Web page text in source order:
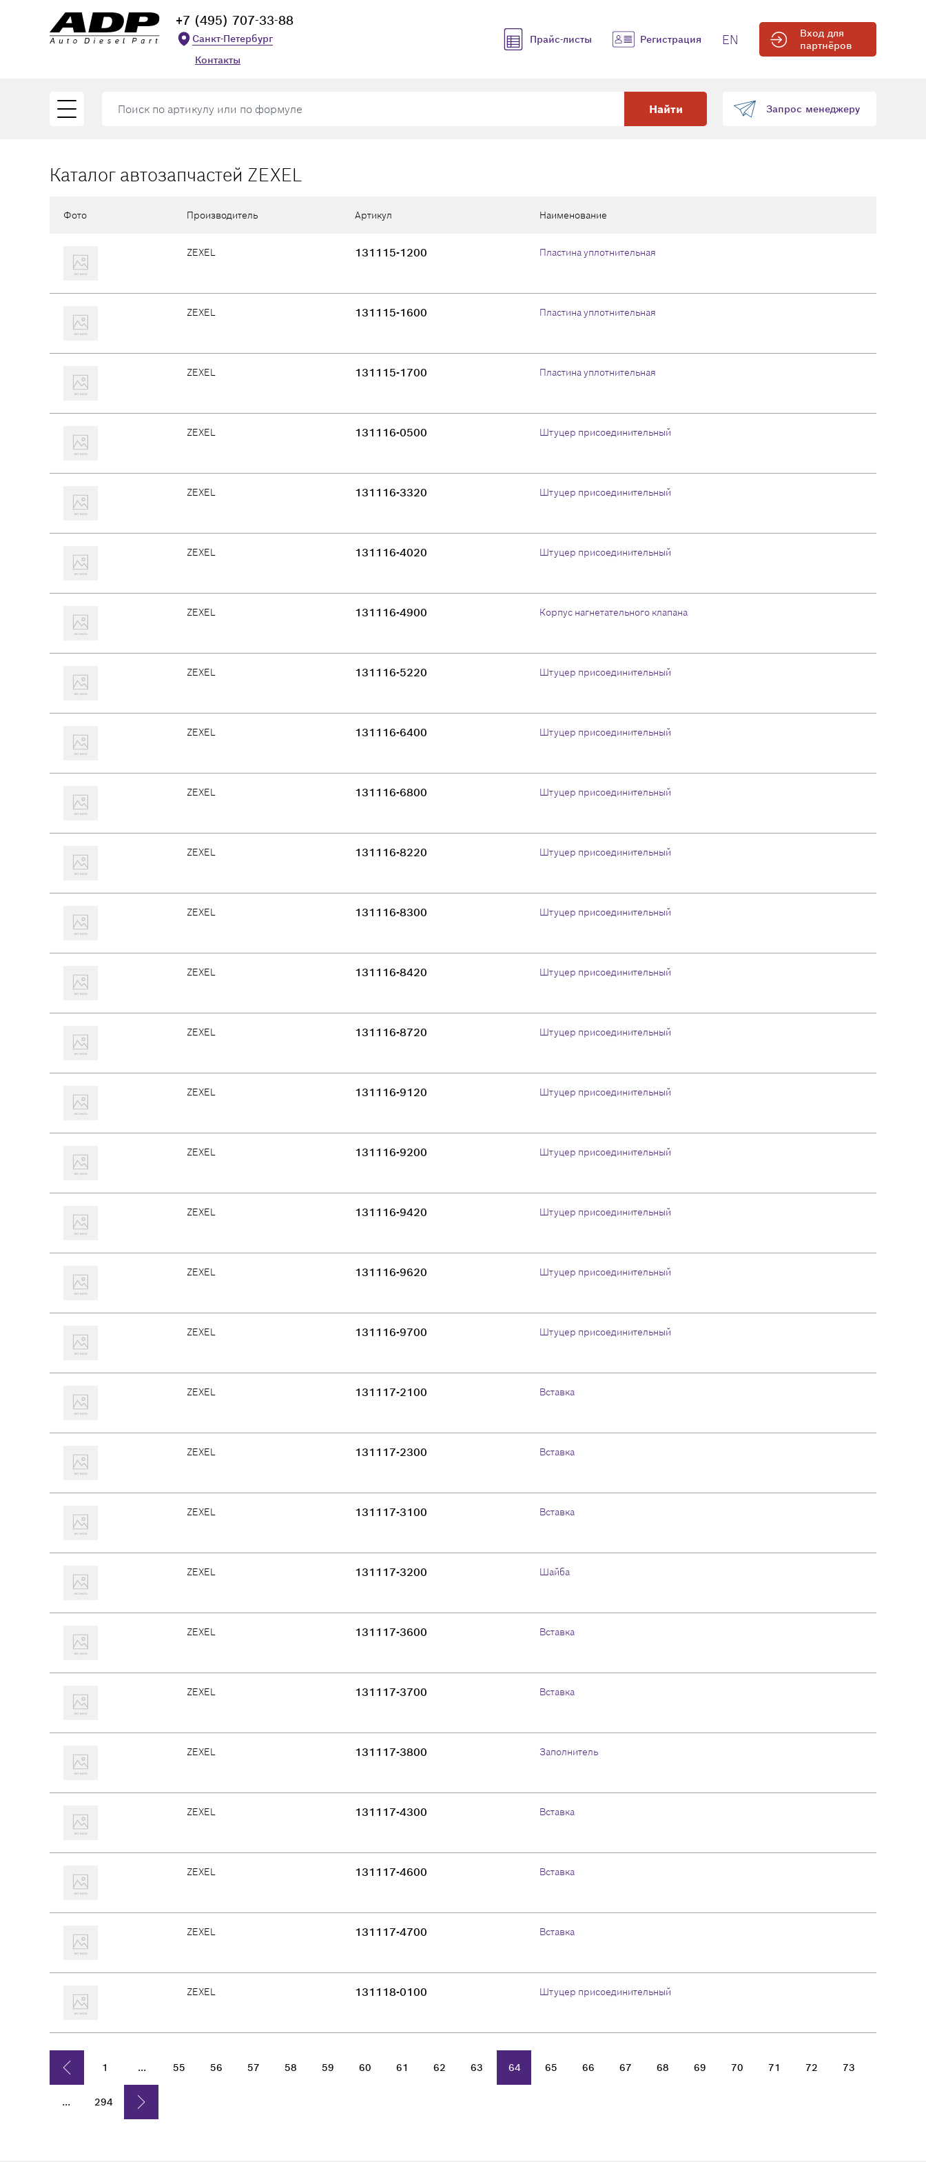
+7 (495) 707-33-88
Санкт-Петербург
Контакты
Прайс-листы Регистрация EN
Вход для
партнёров
Найти Запрос менеджеру
Каталог автозапчастей ZEXEL
Фото Производитель Артикул Наименование
ZEXEL 131115-1200 Пластина уплотнительная
ZEXEL 131115-1600 Пластина уплотнительная
ZEXEL 131115-1700 Пластина уплотнительная
ZEXEL 131116-0500 Штуцер присоединительный
ZEXEL 131116-3320 Штуцер присоединительный
ZEXEL 131116-4020 Штуцер присоединительный
ZEXEL 131116-4900 Корпус нагнетательного клапана
ZEXEL 131116-5220 Штуцер присоединительный
ZEXEL 131116-6400 Штуцер присоединительный
ZEXEL 131116-6800 Штуцер присоединительный
ZEXEL 131116-8220 Штуцер присоединительный
ZEXEL 131116-8300 Штуцер присоединительный
ZEXEL 131116-8420 Штуцер присоединительный
ZEXEL 131116-8720 Штуцер присоединительный
ZEXEL 131116-9120 Штуцер присоединительный
ZEXEL 131116-9200 Штуцер присоединительный
ZEXEL 131116-9420 Штуцер присоединительный
ZEXEL 131116-9620 Штуцер присоединительный
ZEXEL 131116-9700 Штуцер присоединительный
ZEXEL 131117-2100 Вставка
ZEXEL 131117-2300 Вставка
ZEXEL 131117-3100 Вставка
ZEXEL 131117-3200 Шайба
ZEXEL 131117-3600 Вставка
ZEXEL 131117-3700 Вставка
ZEXEL 131117-3800 Заполнитель
ZEXEL 131117-4300 Вставка
ZEXEL 131117-4600 Вставка
ZEXEL 131117-4700 Вставка
ZEXEL 131118-0100 Штуцер присоединительный
1 ... 55 56 57 58 59 60 61 62 63 64 65 66 67 68 69 70 71 72 73
... 294